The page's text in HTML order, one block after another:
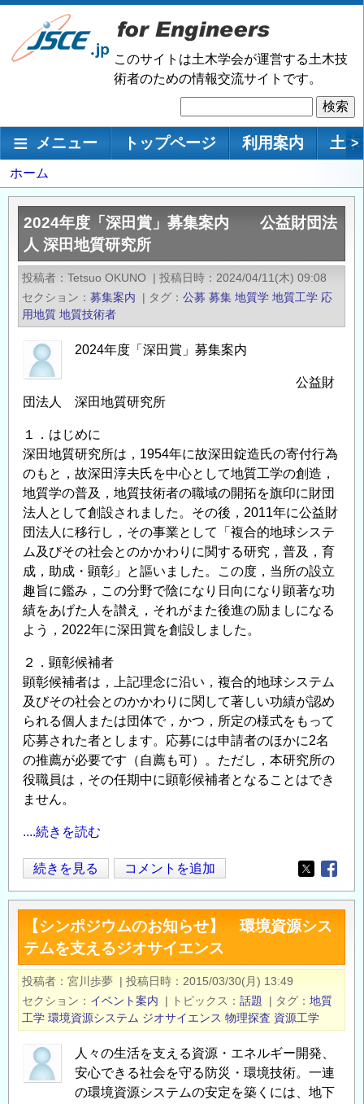
メ
ン
移
このサイトは土木学会が運営する土木技
術者のための情報交流サイトです。
索
メインナビゲーション
メニュー トップページ 利用案内 土 >
パ
ン
く
ホーム
2024年度「深田賞」募集案内 公益財団法
人 深田地質研究所
投稿者 Tetsuo OKUNO | 投稿日時
2024/04/11(木) 09:08
セクション
募集案内 | タグ 公募 募集 地質学 地質工学 応
用地質 地質技術者
2024年度「深田賞」募集案内
公益財
団法人 深田地質研究所
１．はじめに
深田地質研究所は，1954年に故深田錠造氏の寄付行為
のもと，故深田淳夫氏を中心として地質工学の創造，
地質学の普及，地質技術者の職域の開拓を旗印に財団
法人として創設されました。その後，2011年に公益財
団法人に移行し，その事業として「複合的地球システ
ム及びその社会とのかかわりに関する研究，普及，育
成，助成・顕彰」と謳いました。この度，当所の設立
趣旨に鑑み，この分野で陰になり日向になり顕著な功
績をあげた人を讃え，それがまた後進の励ましになる
よう，2022年に深田賞を創設しました。
２．顕彰候補者
顕彰候補者は，上記理念に沿い，複合的地球システム
及びその社会とのかかわりに関して著しい功績が認め
られる個人または団体で，かつ，所定の様式をもって
応募された者とします。応募には申請者のほかに2名
の推薦が必要です（自薦も可）。ただし，本研究所の
役職員は，その任期中に顕彰候補者となることはでき
ません。
....続きを読む
2024
年
度
「深
田
賞」
募
集
案
内
公
続きを見る コメントを追加
Opens in
【シンポジウムのお知らせ】 環境資源シス
テムを支えるジオサイエンス
投稿者 宮川歩夢 | 投稿日時
2015/03/30(月) 13:49
セクション
イベント案内 | トピックス 話題 | タグ
地質
工学 環境資源システム ジオサイエンス 物理探査 資源工学
人々の生活を支える資源・エネルギー開発、
安心できる社会を守る防災・環境技術。一連
の環境資源システムの安定を築くには、地下